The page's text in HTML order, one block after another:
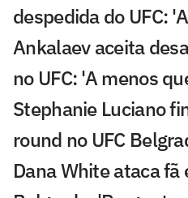
despedida do UFC:
Ankalaev aceita
no UFC: 'A menos
Stephanie Luciano
round no UFC
Dana White ataca fã